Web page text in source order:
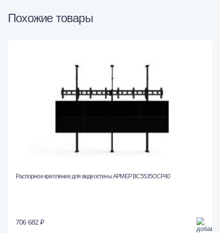
Похожие товары
Распорное крепление для видеостены АРМЕР ВС5535ОСР40
706 682 ₽